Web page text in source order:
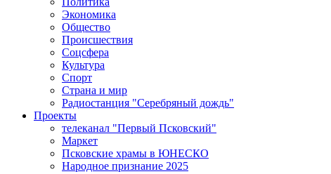
Экономика
Общество
Происшествия
Соцсфера
Культура
Спорт
Страна и мир
Радиостанция "Серебряный дождь"
Проекты
телеканал "Первый Псковский"
Маркет
Псковские храмы в ЮНЕСКО
Народное признание 2025